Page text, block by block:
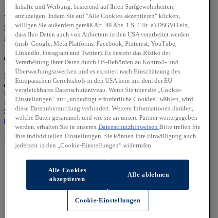
Frau Herr
Divers
Vorname *
Nachname *
E-Mail-Adresse *
Telefonnummer *
Captcha
Die von Ihnen angegebenen personenbezogenen Daten werden
durch den zuständigen Vertragshändler allein zur Bearbeitung Ihrer
Kontaktanfrage verarbeitet. Weitere Hinweise zur
Datenverarbeitung und Ihren Rechten als betroffene Person finden
Sie in unserer Datenschutzerklärung unterhttps://hyundai-
partners/dechent-heidelberg/datenschutz
Absenden
Inhalte und Werbung, basierend auf Ihren Surfgewohnheiten,
anzuzeigen. Indem Sie auf "Alle Cookies akzeptieren" klicken,
willigen Sie außerdem gemäß Art. 49 Abs. 1 S. 1 lit. a) DSGVO ein,
dass Ihre Daten auch von Anbietern in den USA verarbeitet werden
(insb. Google, Meta Platforms, Facebook, Pinterest, YouTube,
LinkedIn, Instagram und Twitter). Es besteht das Risiko der
Verarbeitung Ihrer Daten durch US-Behörden zu Kontroll- und
Überwachungszwecken und es existiert nach Einschätzung des
Europäischen Gerichtshofs in den USA kein mit dem der EU
vergleichbares Datenschutzniveau. Wenn Sie über die „Cookie-
Einstellungen“ nur „unbedingt erforderliche Cookies“ wählen, wird
diese Datenübermittlung verhindert. Weitere Informationen darüber,
welche Daten gesammelt und wie sie an unsere Partner weitergegeben
werden, erhalten Sie in unseren Datenschutzhinweisen Bitte treffen Sie
Ihre individuellen Einstellungen. Sie können Ihre Einwilligung auch
jederzeit in den „Cookie-Einstellungen“ widerrufen.
Alle Cookies
akzeptieren
Alle ablehnen
Cookie-Einstellungen